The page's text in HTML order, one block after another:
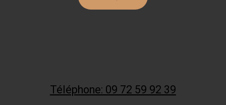
Téléphone: 09 72 59 92 39